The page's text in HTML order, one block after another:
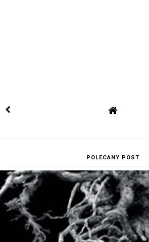
POLECANY POST